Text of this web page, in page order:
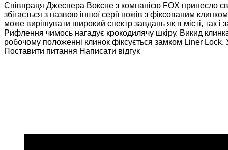
Співпраця Джеспера Воксне з компанією FOX принесло
збігається з назвою іншої серії ножів з фіксованим
може вирішувати широкий спектр завдань як в місті, так
Рифлення чимось нагадує крокодилячу шкіру. Викид
робочому положенні клинок фіксується замком Liner
Поставити питання Написати відгук